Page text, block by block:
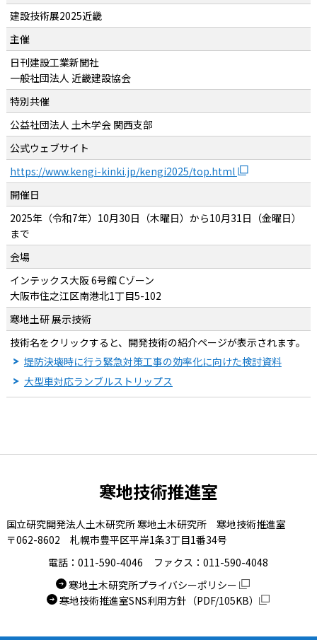
建設技術展2025近畿
主催
日刊建設工業新聞社
一般社団法人 近畿建設協会
特別共催
公益社団法人 土木学会 関西支部
公式ウェブサイト
https://www.kengi-kinki.jp/kengi2025/top.html
開催日
2025年（令和7年）10月30日（木曜日）から10月31日（金曜日）
まで
会場
インテックス大阪 6号館 Cゾーン
大阪市住之江区南港北1丁目5-102
寒地土研 展示技術
技術名をクリックすると、開発技術の紹介ページが表示されます。
堤防決壊時に行う緊急対策工事の効率化に向けた検討資料
大型車対応ランブルストリップス
寒地技術推進室
国立研究開発法人土木研究所 寒地土木研究所 寒地技術推進室
〒062-8602 札幌市豊平区平岸1条3丁目1番34号
電話：011-590-4046
ファクス：011-590-4048
寒地土木研究所プライバシーポリシー
寒地技術推進室SNS利用方針（PDF/105KB）